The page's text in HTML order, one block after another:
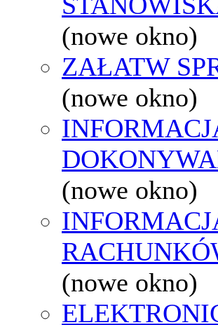
(nowe okno)
ZAŁATW
(nowe okno)
(nowe okno)
(nowe okno)